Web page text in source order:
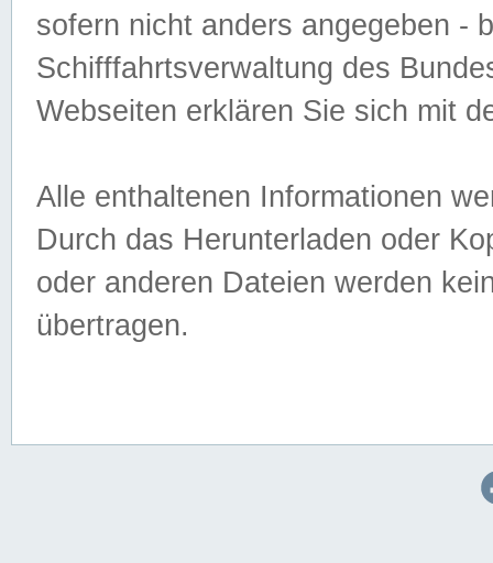
sofern nicht anders angegeben -
Schifffahrtsverwaltung des
Webseiten erklären Sie sich mit
Alle enthaltenen Informationen
Durch das Herunterladen oder
oder anderen Dateien werden
übertragen.